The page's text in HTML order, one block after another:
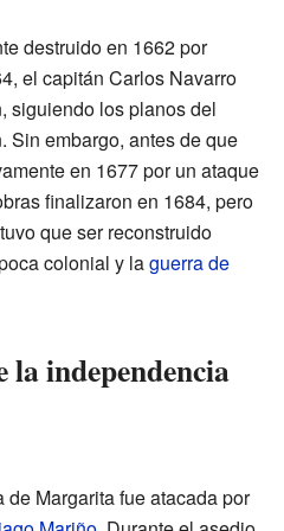
destruido en 1662 por
el capitán Carlos Navarro
siguiendo los planos del
Sin embargo, antes de que
en 1677 por un ataque
finalizaron en 1684, pero
que ser reconstruido
colonial y laguerra de
independencia
Margarita fue atacada por